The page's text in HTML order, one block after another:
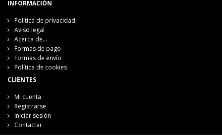
INFORMACIÓN
Política de privacidad
Aviso legal
Acerca de...
Formas de pago
Formas de envío
Política de cookies
CLIENTES
Mi cuenta
Registrarse
Iniciar sesión
Contactar